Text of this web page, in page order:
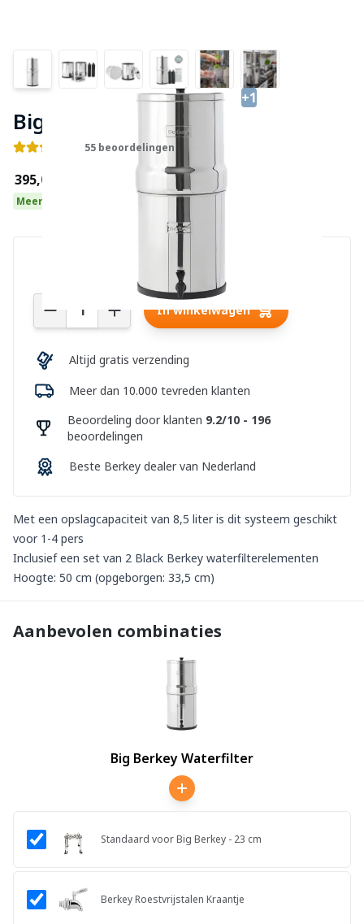
+1
Big Berkey Waterfilter
55 beoordelingen
€395,00
Met een opslagcapaciteit van 8,5 liter is dit systeem geschikt
voor 1-4 pers
Inclusief een set van 2 Black Berkey waterfilterelementen
Hoogte: 50 cm (opgeborgen: 33,5 cm)
Meer dan 10 op voorraad
In winkelwagen
Altijd gratis verzending
Meer dan 10.000 tevreden klanten
Beoordeling door klanten 9.2/10 - 196
beoordelingen
Beste Berkey dealer van Nederland
Aanbevolen combinaties
Big Berkey Waterfilter
Standaard voor Big Berkey - 23 cm
Berkey Roestvrijstalen Kraantje